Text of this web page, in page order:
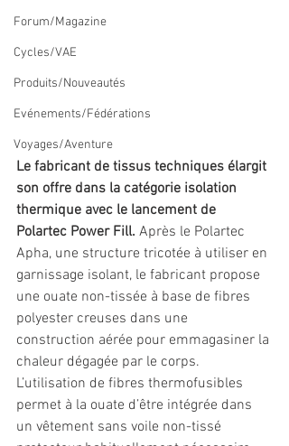
Forum/Magazine
Cycles/VAE
Produits/Nouveautés
Evénements/Fédérations
Voyages/Aventure
Le fabricant de tissus techniques élargit
son offre dans la catégorie isolation
thermique avec le lancement de
Polartec Power Fill. Après le Polartec
Apha, une structure tricotée à utiliser en
garnissage isolant, le fabricant propose
une ouate non-tissée à base de fibres
polyester creuses dans une
construction aérée pour emmagasiner la
chaleur dégagée par le corps.
L’utilisation de fibres thermofusibles
permet à la ouate d’être intégrée dans
un vêtement sans voile non-tissé